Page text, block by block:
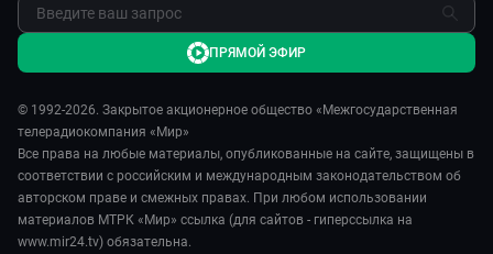
© 1992-2026. Закрытое акционерное общество «Межгосударственная
телерадиокомпания «Мир»
Все права на любые материалы, опубликованные на сайте, защищены в
соответствии с российским и международным законодательством об
авторском праве и смежных правах. При любом использовании
материалов МТРК «Мир» ссылка (для сайтов - гиперссылка на
www.mir24.tv) обязательна.
ПРЯМОЙ ЭФИР